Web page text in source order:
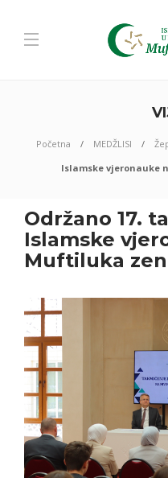
Početna MEDŽLISI
Islamske vjeronauke
Održano 17.
Islamske
Muftiluka